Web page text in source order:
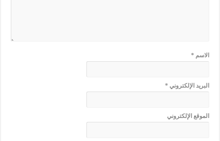
الاسم*
البريد الإلكتروني*
الموقع الإلكتروني